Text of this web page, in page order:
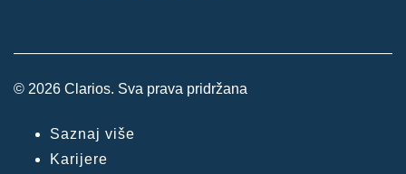
© 2026 Clarios. Sva prava pridržana
Saznaj više
Karijere